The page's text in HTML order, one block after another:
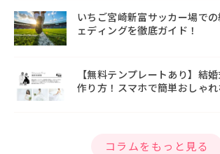
いちご宮崎新富サッカー場で
ェディングを徹底ガイド！
【無料テンプレートあり】結
作り方！スマホで簡単おしゃ
コラムをもっと見る